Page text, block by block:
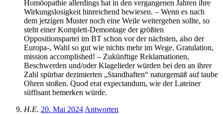
Homöopathie allerdings hat in den vergangenen Jahren ihre
Wirkungslosigkeit hinreichend bewiesen. – Wenn es nach
dem jetzigen Muster noch eine Weile weitergehen sollte, so
steht einer Komplett-Demontage der größten
Oppositionspartei im BT schon vor der nächsten, also der
Europa-, Wahl so gut wie nichts mehr im Wege. Gratulation,
mission accomplished! – Zukünftige Reklamationen,
Beschwerden und/oder Klagelieder würden bei den an ihrer
Zahl spürbar dezimierten „Standhaften“ naturgemäß auf taube
Ohren stoßen. Quod erat expectandum, wie der Lateiner
süffisant bemerken würde.
H.E. 20. Mai 2024 Antworten